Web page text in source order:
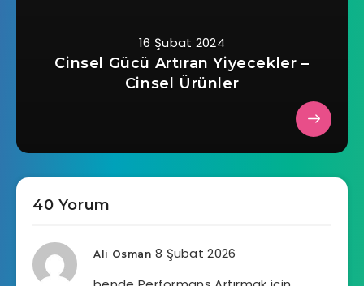
16 Şubat 2024
Cinsel Gücü Artıran Yiyecekler –
Cinsel Ürünler
40 Yorum
Ali Osman 8 Şubat 2026